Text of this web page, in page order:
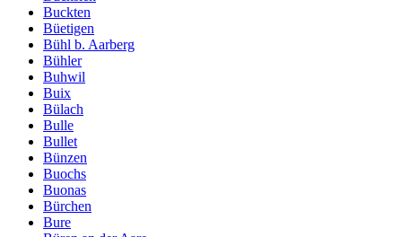
Buckten
Büetigen
Bühl b. Aarberg
Bühler
Buhwil
Buix
Bülach
Bulle
Bullet
Bünzen
Buochs
Buonas
Bürchen
Bure